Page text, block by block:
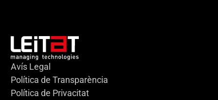
Avís Legal
Política de Transparència
Política de Privacitat